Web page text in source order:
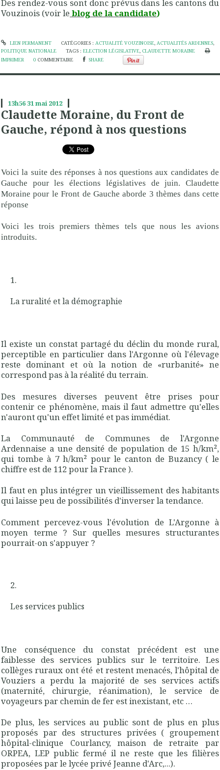
Des rendez-vous sont donc prévus dans les cantons du
Vouzinois (voir le blog de la candidate)
LIEN PERMANENT CATÉGORIES : ACTUALITÉ VOUZINOISE, ACTUALITÉS ARDENNES,
POLITIQUE NATIONALE
TAGS :ELECTION LÉGISLATIVE, CLAUDETTE MORAINE
IMPRIMER
0 COMMENTAIRE SHARE
13h56 31mai 2012
Claudette Moraine, du Front de
Gauche, répond à nos questions
Voici la suite des réponses à nos questions aux candidates de
Gauche pour les élections législatives de juin. Claudette
Moraine pour le Front de Gauche aborde 3 thèmes dans cette
réponse
Voici les trois premiers thèmes tels que nous les avions
introduits.
La ruralité et la démographie
Il existe un constat partagé du déclin du monde rural,
perceptible en particulier dans l'Argonne où l'élevage
reste dominant et où la notion de «rurbanité» ne
correspond pas à la réalité du terrain.
Des mesures diverses peuvent être prises pour
contenir ce phénomène, mais il faut admettre qu'elles
n'auront qu'un effet limité et pas immédiat.
La Communauté de Communes de l'Argonne
Ardennaise a une densité de population de 15 h/km²,
qui tombe à 7 h/km² pour le canton de Buzancy ( le
chiffre est de 112 pour la France ).
Il faut en plus intégrer un vieillissement des habitants
qui laisse peu de possibilités d'inverser la tendance.
Comment percevez-vous l'évolution de L'Argonne à
moyen terme ? Sur quelles mesures structurantes
pourrait-on s'appuyer ?
Les services publics
Une conséquence du constat précédent est une
faiblesse des services publics sur le territoire. Les
collèges ruraux ont été et restent menacés, l'hôpital de
Vouziers a perdu la majorité de ses services actifs
(maternité, chirurgie, réanimation), le service de
voyageurs par chemin de fer est inexistant, etc …
De plus, les services au public sont de plus en plus
proposés par des structures privées ( groupement
hôpital-clinique Courlancy, maison de retraite par
ORPEA, LEP public fermé il ne reste que les filières
proposées par le lycée privé Jeanne d'Arc,...).